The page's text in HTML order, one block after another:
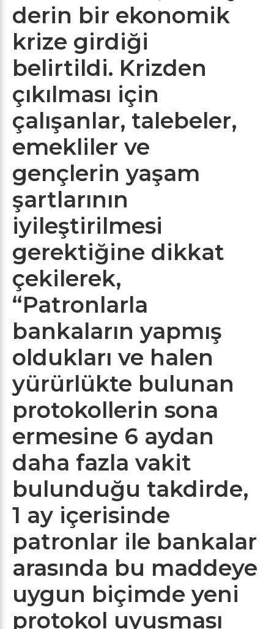
derin bir ekonomik
krize girdiği
belirtildi. Krizden
çıkılması için
çalışanlar, talebeler,
emekliler ve
gençlerin yaşam
şartlarının
iyileştirilmesi
gerektiğine dikkat
çekilerek,
“Patronlarla
bankaların yapmış
oldukları ve halen
yürürlükte bulunan
protokollerin sona
ermesine 6 aydan
daha fazla vakit
bulunduğu takdirde,
1 ay içerisinde
patronlar ile bankalar
arasında bu maddeye
uygun biçimde yeni
protokol uyuşması